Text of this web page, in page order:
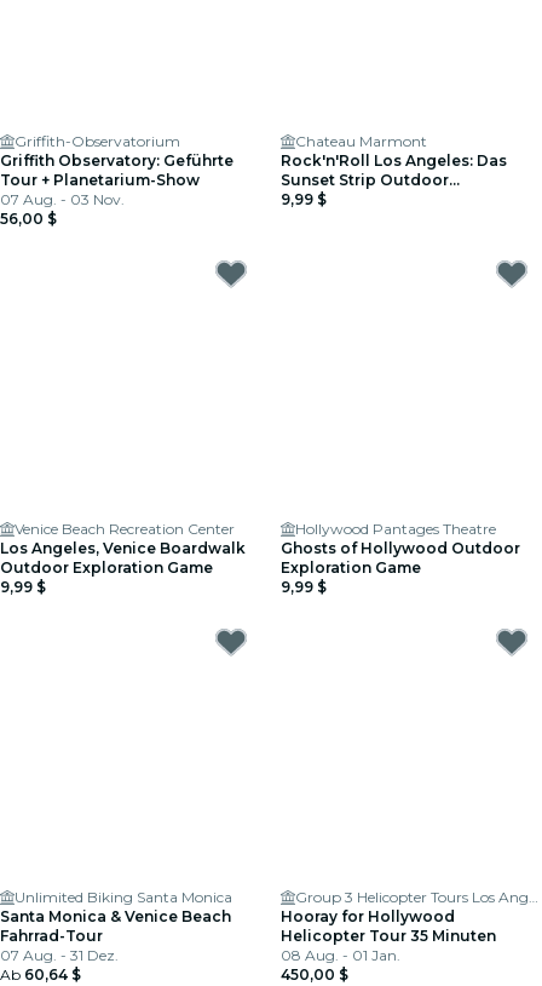
Griffith-Observatorium
Griffith Observatory: Geführte
Tour + Planetarium-Show
07 Aug. - 03 Nov.
56,00 $
Chateau Marmont
Rock'n'Roll Los Angeles: Das
Sunset Strip Outdoor
Exploration Game
9,99 $
Venice Beach Recreation Center
Los Angeles, Venice Boardwalk
Outdoor Exploration Game
9,99 $
Hollywood Pantages Theatre
Ghosts of Hollywood Outdoor
Exploration Game
9,99 $
Unlimited Biking Santa Monica
Santa Monica & Venice Beach
Fahrrad-Tour
07 Aug. - 31 Dez.
Ab 60,64 $
Group 3 Helicopter Tours Los Angeles
Hooray for Hollywood
Helicopter Tour 35 Minuten
08 Aug. - 01 Jan.
450,00 $